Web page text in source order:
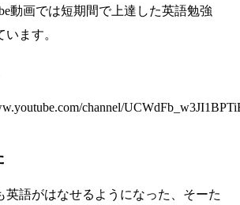
動画では短期間で上達した英語勉強
ます。
channel/
英語がはなせるようになった、そーた